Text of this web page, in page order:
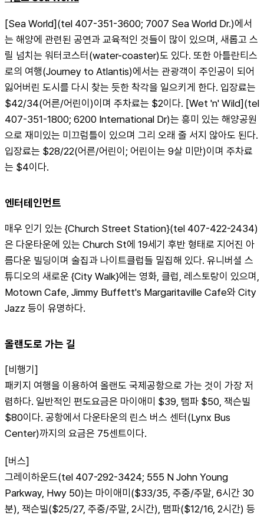
[Sea World](tel 407-351-3600; 7007 Sea World Dr.)에서
는 해양에 관련된 공연과 교육적인 것들이 많이 있으며, 새롭고 스
릴 넘치는 워터코스터(water-coaster)도 있다. 또한 아틀란티스
로의 여행(Journey to Atlantis)에서는 관광객이 주인공이 되어
잃어버린 도시를 다시 찾는 듯한 착각을 일으키게 한다. 입장료는
$42/34(어른/어린이)이며 주차료는 $2이다. [Wet 'n' Wild](tel
407-351-1800; 6200 International Dr)는 흥미 있는 해양공원
으로 재미있는 미끄럼틀이 있으며 그리 오래 줄 서지 않아도 된다.
입장료는 $28/22(어른/어린이; 어린이는 9살 미만)이며 주차료
는 $4이다.
엔터테인먼트
매우 인기 있는 {Church Street Station}(tel 407-422-2434)
은 다운타운에 있는 Church St에 19세기 후반 형태로 지어진 아
름다운 빌딩이며 술집과 나이트클럽들 밀집해 있다. 유니버셜 스
튜디오의 새로운 {City Walk}에는 영화, 클럽, 레스토랑이 있으며,
Motown Cafe, Jimmy Buffett's Margaritaville Cafe와 City
Jazz 등이 유명하다.
올랜도로 가는 길
[비행기]
패키지 여행을 이용하여 올랜도 국제공항으로 가는 것이 가장 저
렴하다. 일반적인 편도요금은 마이애미 $39, 탬파 $50, 잭슨빌
$80이다. 공항에서 다운타운의 린스 버스 센터(Lynx Bus
Center)까지의 요금은 75센트이다.
[버스]
그레이하운드(tel 407-292-3424; 555 N John Young
Parkway, Hwy 50)는 마이애미($33/35, 주중/주말, 6시간 30
분), 잭슨빌($25/27, 주중/주말, 2시간), 탬파($12/16, 2시간) 등